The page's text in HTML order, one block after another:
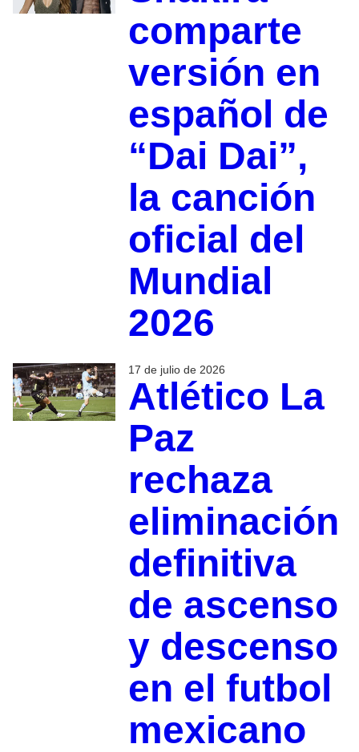
comparte
versión en
español de
“Dai Dai”,
la canción
oficial del
Mundial
2026
17 de julio de 2026
Atlético La
Paz
rechaza
eliminación
definitiva
de ascenso
y descenso
en el futbol
mexicano